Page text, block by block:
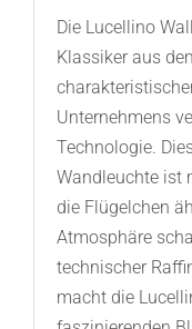
Die Lucellino
Klassiker aus
Unternehmens
Technologie.
Wandleuchte ist
die Flügelchen
Atmosphäre
technischer
macht die